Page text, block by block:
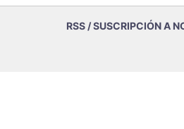
RSS / SUSCRIPCIÓN A